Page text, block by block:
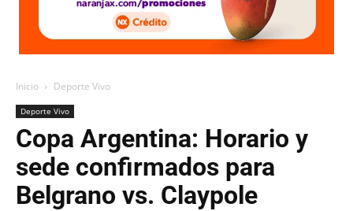
Inicio Deporte Vivo
Deporte Vivo
Copa Argentina: Horario y
sede confirmados para
Belgrano vs. Claypole